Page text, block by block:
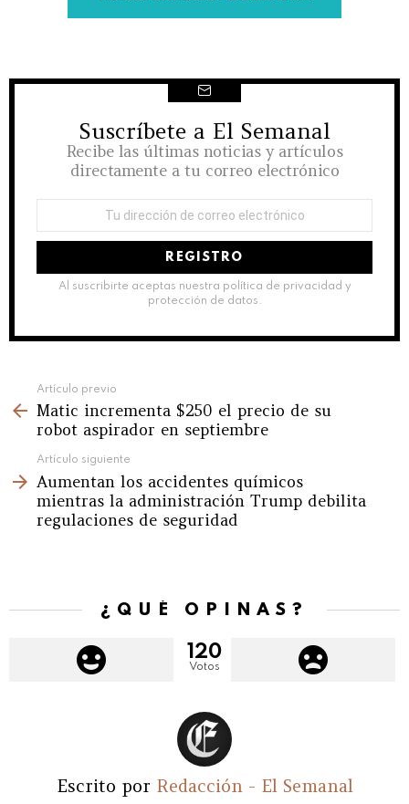
NEWSLETTER
Suscríbete a El Semanal
Recibe las últimas noticias y artículos
directamente a tu correo electrónico
correo
Al suscribirte aceptas nuestra política de privacidad y
protección de datos.
more
Artículo previo
Matic incrementa $250 el precio de su
robot aspirador en septiembre
Artículo siguiente
Aumentan los accidentes químicos
mientras la administración Trump debilita
regulaciones de seguridad
¿QUÉ OPINAS?
120
Votos
Escrito por Redacción - El Semanal